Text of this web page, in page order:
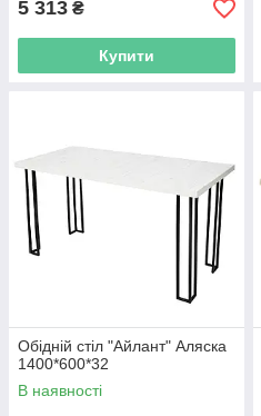
5 313 ₴
Купити
Обідній стіл "Айлант" Аляска
1400*600*32
В наявності